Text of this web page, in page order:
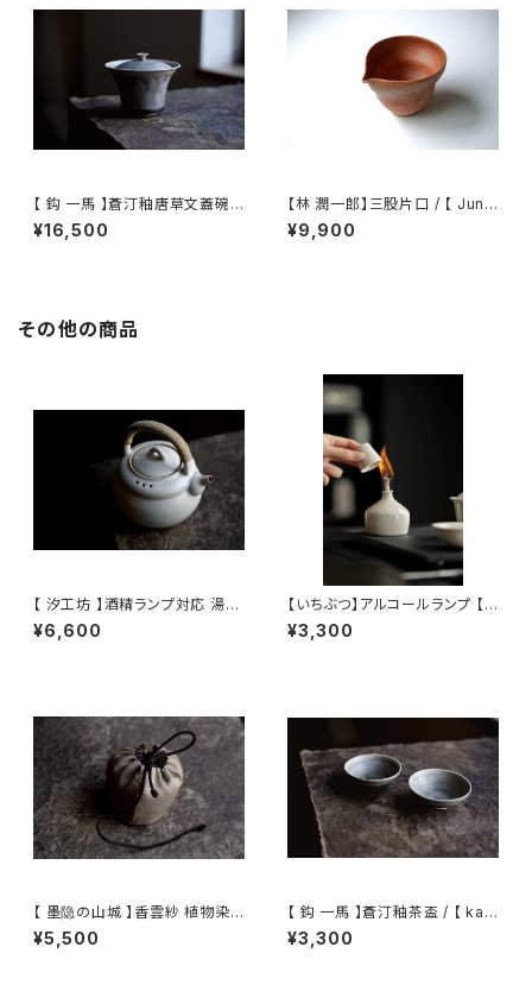
【 鈎 一馬 】蒼汀釉唐草文蓋碗 /
【 kazuma magari 】Gaiwan
¥16,500
【林 潤一郎】三股片口 / 【 Junic
hiro Hayashi 】Katakuchi
¥9,900
その他の商品
【 汐工坊 】酒精ランプ対応 湯沸
かしケトル / 【 Tidal Atelier 】
Handled teapot
¥6,600
【いちぶつ】アルコールランプ 【 i
chibutu 】Alcohol Lamp
¥3,300
【 墨隐の山城 】香雲紗 植物染
仕覆 めカップ袋 【 Ink & Moun
tain Tea Atelier】Tea Cadd
¥5,500
【 鈎 一馬 】蒼汀釉茶盃 / 【 kaz
uma magari 】Teacup
¥3,300